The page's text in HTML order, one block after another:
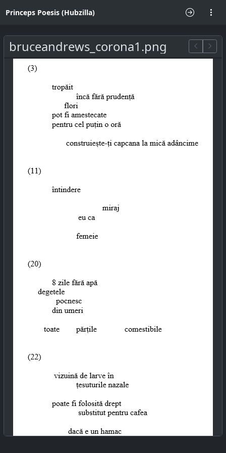
Princeps Poesis (Hubzilla)
bruceandrews_corona1.png